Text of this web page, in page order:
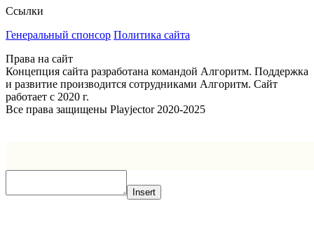
Ссылки
Генеральный спонсор Политика сайта
Права на сайт
Концепция сайта разработана командой Алгоритм. Поддержка
и развитие производится сотрудниками Алгоритм. Сайт
работает с 2020 г.
Все права защищены Playjector 2020-2025
Insert